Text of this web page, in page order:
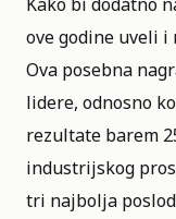
ove godine uveli
Ova posebna
lidere, odnosno
rezultate barem
industrijskog
tri najbolja